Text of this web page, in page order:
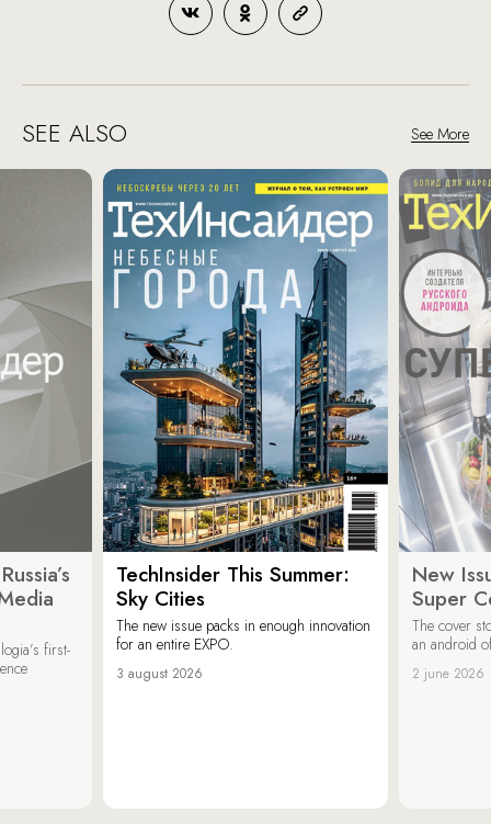
SEE ALSO See More
first-
TechInsider This Summer:
Sky Cities
The new issue packs in enough innovation
for an entire EXPO.
3 august 2026
New
Super
The cover
an android
2 june 2026